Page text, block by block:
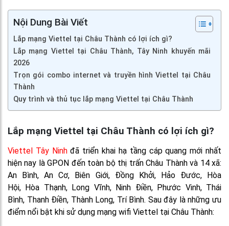
Nội Dung Bài Viết
Lắp mạng Viettel tại Châu Thành có lợi ích gì?
Lắp mạng Viettel tại Châu Thành, Tây Ninh khuyến mãi
2026
Trọn gói combo internet và truyền hình Viettel tại Châu
Thành
Quy trình và thủ tục lắp mạng Viettel tại Châu Thành
Lắp mạng Viettel tại Châu Thành có lợi ích gì?
Viettel Tây Ninh đã triển khai hạ tầng cáp quang mới nhất
hiện nay là GPON đến toàn bộ thị trấn Châu Thành và 14 xã:
An Bình, An Cơ, Biên Giới, Đồng Khởi, Hảo Đước, Hòa
Hội, Hòa Thạnh, Long Vĩnh, Ninh Điền, Phước Vinh, Thái
Bình, Thanh Điền, Thành Long, Trí Bình. Sau đây là những ưu
điểm nổi bật khi sử dụng mạng wifi Viettel tại Châu Thành: